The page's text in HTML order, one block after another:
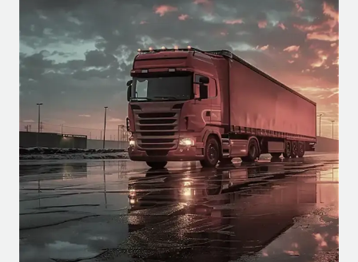
SEGMENTO
Agrícola
Motores para cabines agrícolas, para
funções como climatização, pulverização,
etc.